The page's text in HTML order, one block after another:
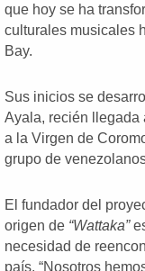
que hoy se ha
culturales musicales
Bay.
Sus inicios se
Ayala, recién llegada
a la Virgen de
grupo de
El fundador del
origen de “Wattaka”
necesidad de
país. “Nosotros